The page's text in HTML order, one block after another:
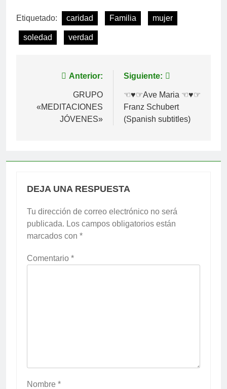
Etiquetado: caridad Familia mujer
soledad verdad
Navegación
entradas
Anterior:
GRUPO
«MEDITACIONES
JÓVENES»
Siguiente:
☜♥☞Ave Maria ☜♥☞
Franz Schubert
(Spanish subtitles)
DEJA UNA RESPUESTA
Tu dirección de correo electrónico no será
publicada. Los campos obligatorios están
marcados con *
Comentario *
Nombre *